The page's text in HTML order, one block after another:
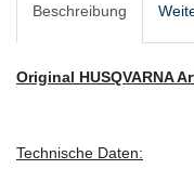
Beschreibung
Original HUSQVARNA
Technische Daten: